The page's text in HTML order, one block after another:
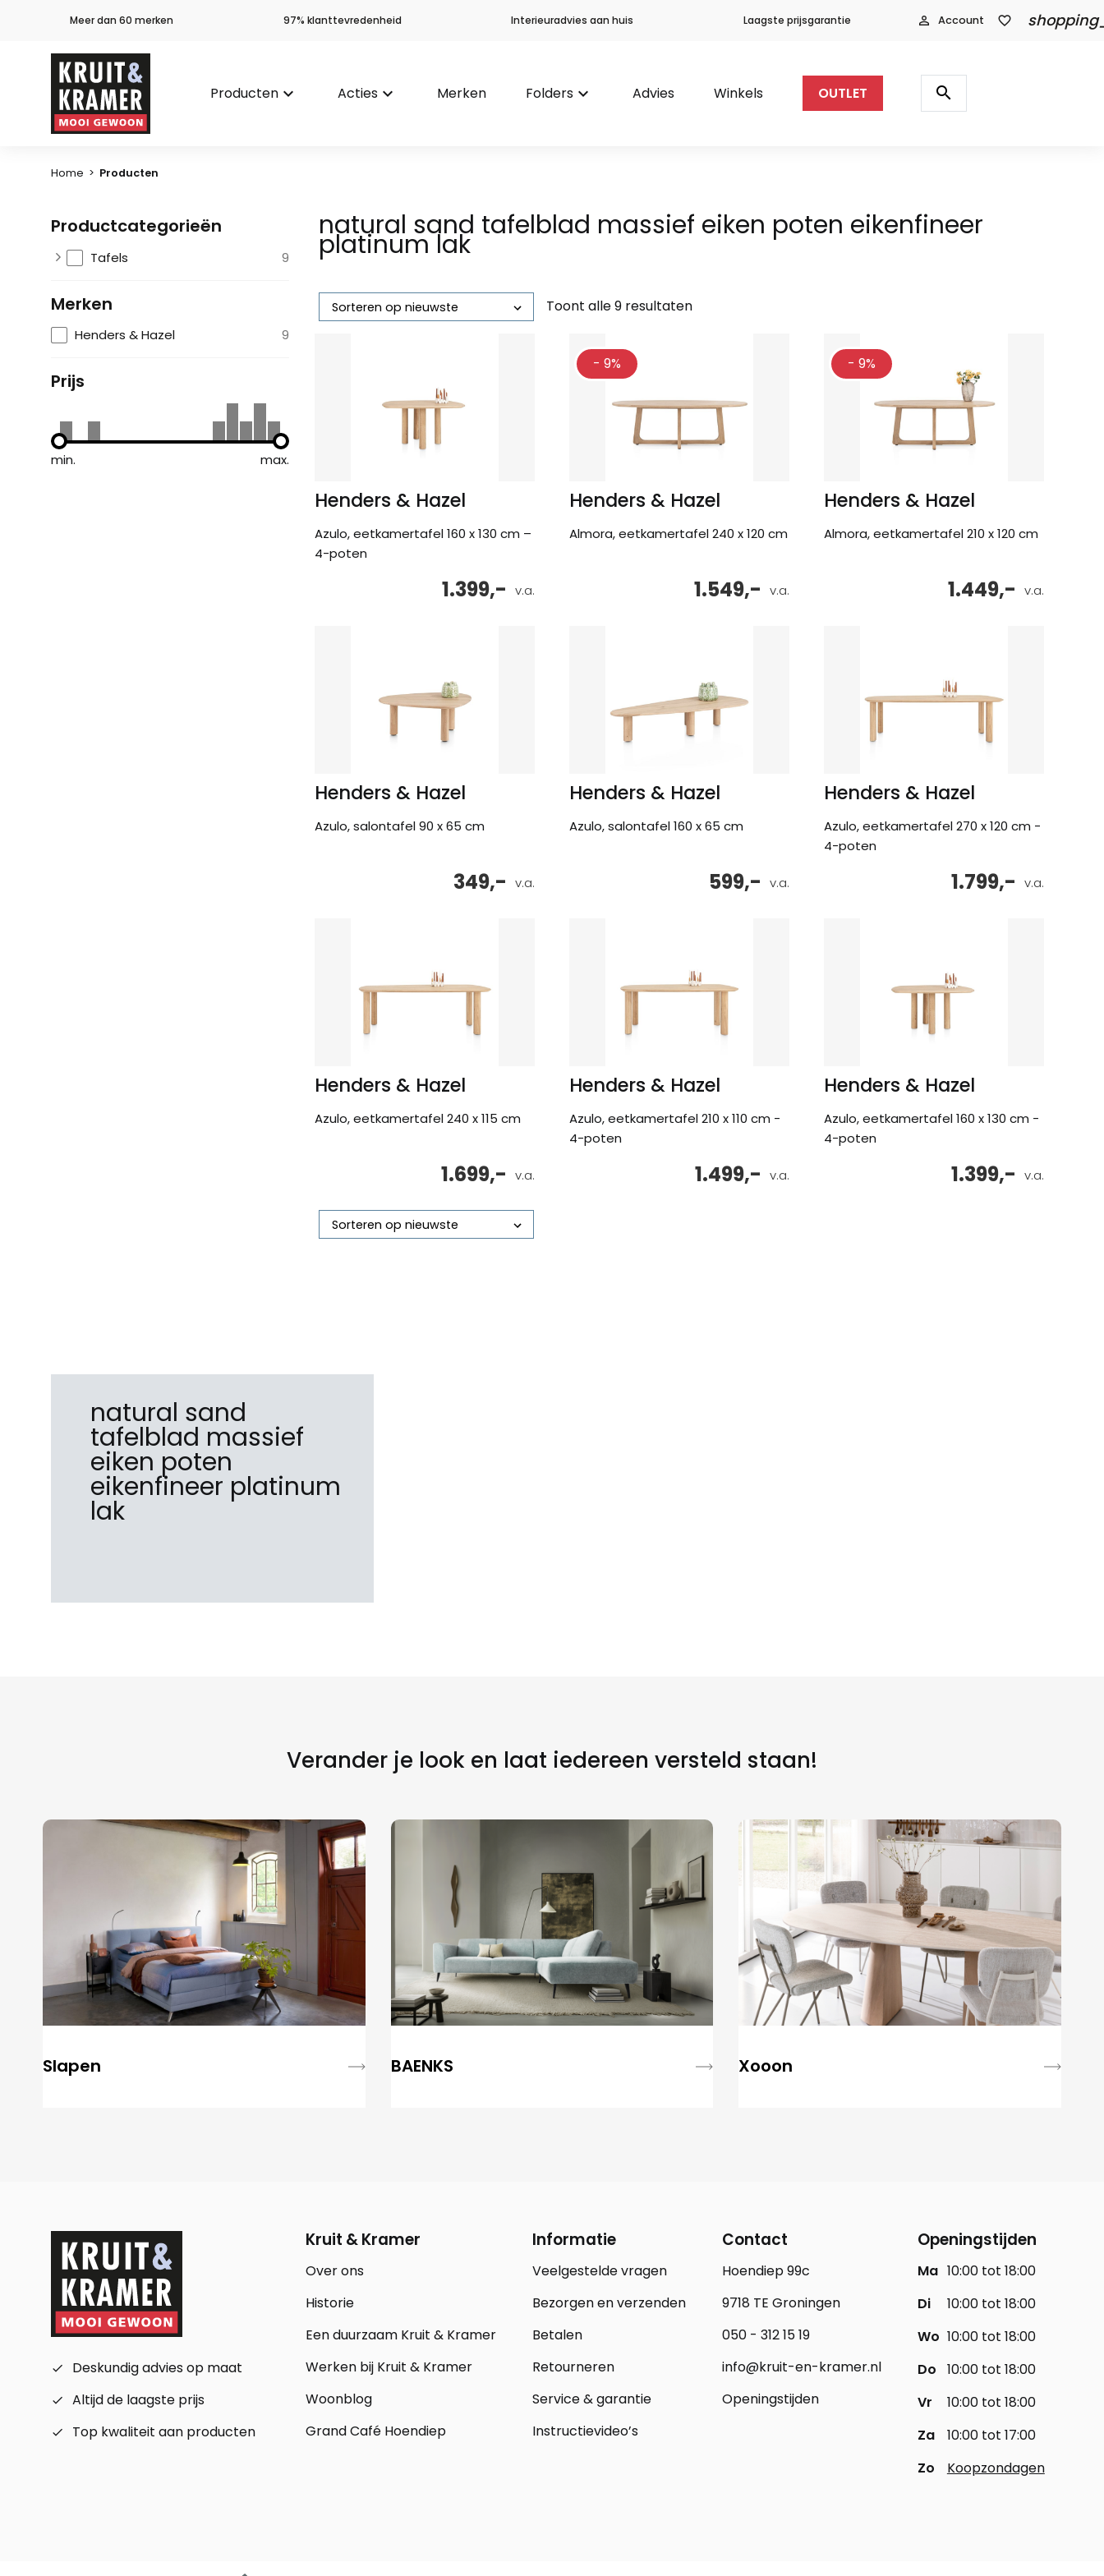
Meer dan 60 merken 97% klanttevredenheid Interieuradvies aan huis Laagste prijsgarantie person_outline Account favorite_border
Producten keyboard_arrow_down Acties keyboard_arrow_down Merken Folders keyboard_arrow_down Advies Winkels OUTLET
Producten
zoeken
search
Home > Producten
Productcategorieën
Tafels 9
Merken
Henders & Hazel 9
Prijs
min. max.
natural sand tafelblad massief eiken poten eikenfineer
platinum lak
Toont alle 9 resultaten
Gesorteerd
nieuwste
Henders & Hazel
Azulo, eetkamertafel 160 x 130 cm –
4-poten
v.a.
1.399,-
- 9%
Henders & Hazel
Almora, eetkamertafel 240 x 120 cm
v.a.
1.549,-
- 9%
Henders & Hazel
Almora, eetkamertafel 210 x 120 cm
v.a.
1.449,-
Henders & Hazel
Azulo, salontafel 90 x 65 cm
v.a.
349,-
Henders & Hazel
Azulo, salontafel 160 x 65 cm
v.a.
599,-
Henders & Hazel
Azulo, eetkamertafel 270 x 120 cm -
4-poten
v.a.
1.799,-
Henders & Hazel
Azulo, eetkamertafel 240 x 115 cm
v.a.
1.699,-
Henders & Hazel
Azulo, eetkamertafel 210 x 110 cm -
4-poten
v.a.
1.499,-
Henders & Hazel
Azulo, eetkamertafel 160 x 130 cm -
4-poten
v.a.
1.399,-
natural sand
tafelblad massief
eiken poten
eikenfineer platinum
lak
Verander je look en laat iedereen versteld staan!
Slapen BAENKS Xooon
check_small
Deskundig advies op maat
check_small
Altijd de laagste prijs
check_small
Top kwaliteit aan producten
Kruit & Kramer
Over ons
Historie
Een duurzaam Kruit & Kramer
Werken bij Kruit & Kramer
Woonblog
Grand Café Hoendiep
Informatie
Veelgestelde vragen
Bezorgen en verzenden
Betalen
Retourneren
Service & garantie
Instructievideo’s
Contact
Hoendiep 99c
9718 TE Groningen
050 - 312 15 19
info@kruit-en-kramer.nl
Openingstijden
Openingstijden
Ma 10:00 tot 18:00
Di
10:00 tot 18:00
Wo 10:00 tot 18:00
Do
10:00 tot 18:00
Vr
10:00 tot 18:00
Za
10:00 tot 17:00
Zo
Koopzondagen